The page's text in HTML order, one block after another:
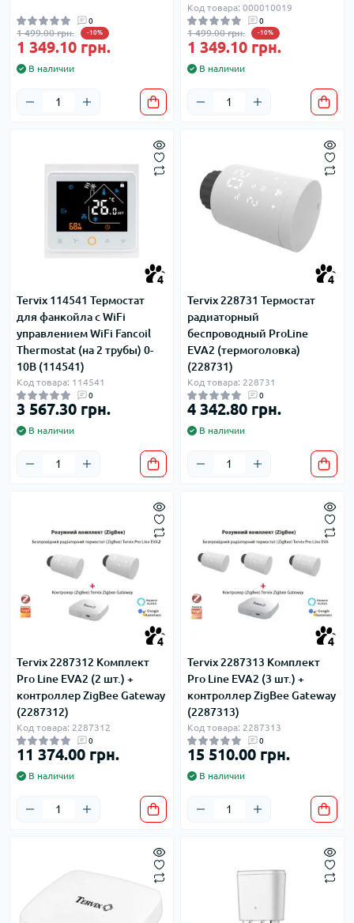
0
1 499.00 грн. -10%
1 349.10 грн.
В наличии
Код товара: 000010019
0
1 499.00 грн. -10%
1 349.10 грн.
В наличии
4
Tervix 114541 Термостат
для фанкойла с WiFi
управлением WiFi Fancoil
Thermostat (на 2 трубы) 0-
10В (114541)
Код товара: 114541
0
3 567.30 грн.
В наличии
4
Tervix 228731 Термостат
радиаторный
беспроводный ProLine
EVA2 (термоголовка)
(228731)
Код товара: 228731
0
4 342.80 грн.
В наличии
4
Tervix 2287312 Комплект
Pro Line EVA2 (2 шт.) +
контроллер ZigBee Gateway
(2287312)
Код товара: 2287312
0
11 374.00 грн.
В наличии
4
Tervix 2287313 Комплект
Pro Line EVA2 (3 шт.) +
контроллер ZigBee Gateway
(2287313)
Код товара: 2287313
0
15 510.00 грн.
В наличии